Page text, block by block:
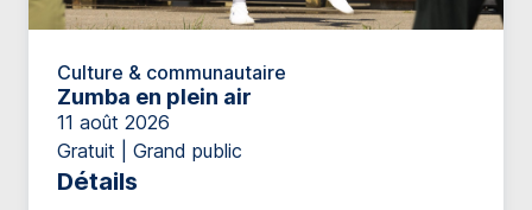
Culture & communautaire
Zumba en plein air
11 août 2026
Gratuit | Grand public
Détails